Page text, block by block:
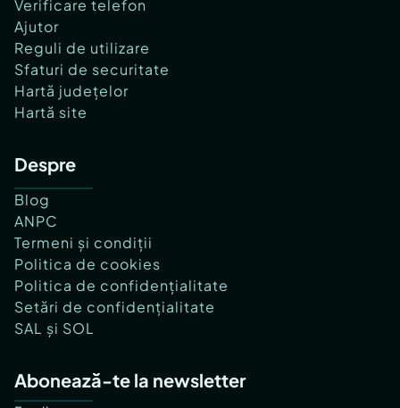
Verificare telefon
Ajutor
Reguli de utilizare
Sfaturi de securitate
Hartă județelor
Hartă site
Despre
Blog
ANPC
Termeni și condiții
Politica de cookies
Politica de confidențialitate
Setări de confidențialitate
SAL și SOL
Abonează-te la newsletter